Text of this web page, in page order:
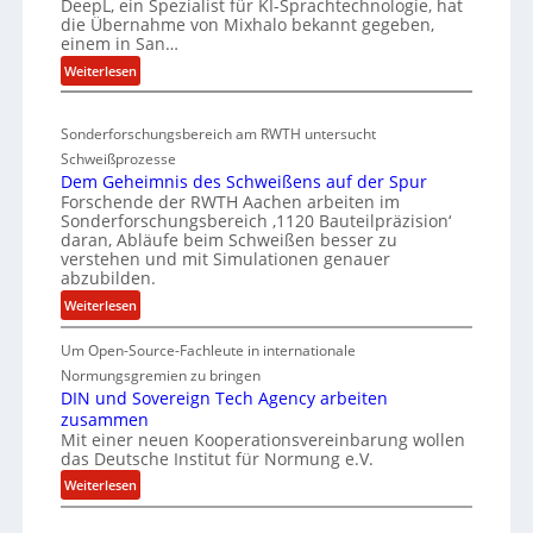
I
S
-
i
c
h
e
e
i
t
s
h
p
o
n
k
l
e
i
u
n
g
e
e
ff
-
M
a
r
i
G
l
e
n
z
w
i
d
A
e
a
V
i
c
e
DeepL, ein Spezialist für KI-Sprachtechnologie, hat
die Übernahme von Mixhalo bekannt gegeben,
einem in San…
Weiterlesen:
D
e
p
L
ü
b
e
r
n
i
t
M
i
x
h
a
Sonderforschungsbereich am RWTH untersucht
Schweißprozesse
Dem Geheimnis des Schweißens auf der Spur
Forschende der RWTH Aachen arbeiten im
Sonderforschungsbereich ‚1120 Bauteilpräzision‘
daran, Abläufe beim Schweißen besser zu
verstehen und mit Simulationen genauer
abzubilden.
Weiterlesen:
D
e
m
G
e
h
e
i
m
Um Open-Source-Fachleute in internationale
Normungsgremien zu bringen
DIN und Sovereign Tech Agency arbeiten
zusammen
Mit einer neuen Kooperationsvereinbarung wollen
das Deutsche Institut für Normung e.V.
Weiterlesen:
D